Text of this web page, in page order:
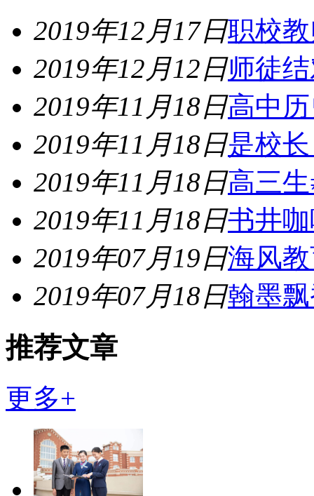
2019年12月17日职校
2019年12月12日师徒
2019年11月18日高中
2019年11月18日是校
2019年11月18日高三
2019年11月18日书井
2019年07月19日海风
2019年07月18日翰墨
推荐文章
更多+